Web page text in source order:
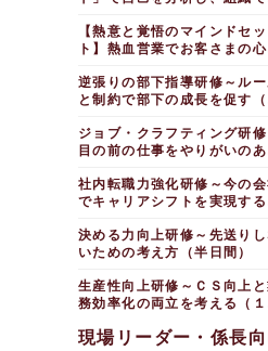
【熱意と覚悟のマインドセッ
ト】熱血営業でお客さまの心
逆張りの部下指導研修～ル
と制約で部下の成長を促す（
ジョブ・クラフティング研修
目の前の仕事をやりがいのあ
社内転職力強化研修～今の会
でキャリアシフトを実現する
決める力向上研修～先送りし
いための考え方（半日間）
生産性向上研修～ＣＳ向上と
務効率化の両立を考える（１
現場リーダー・係長